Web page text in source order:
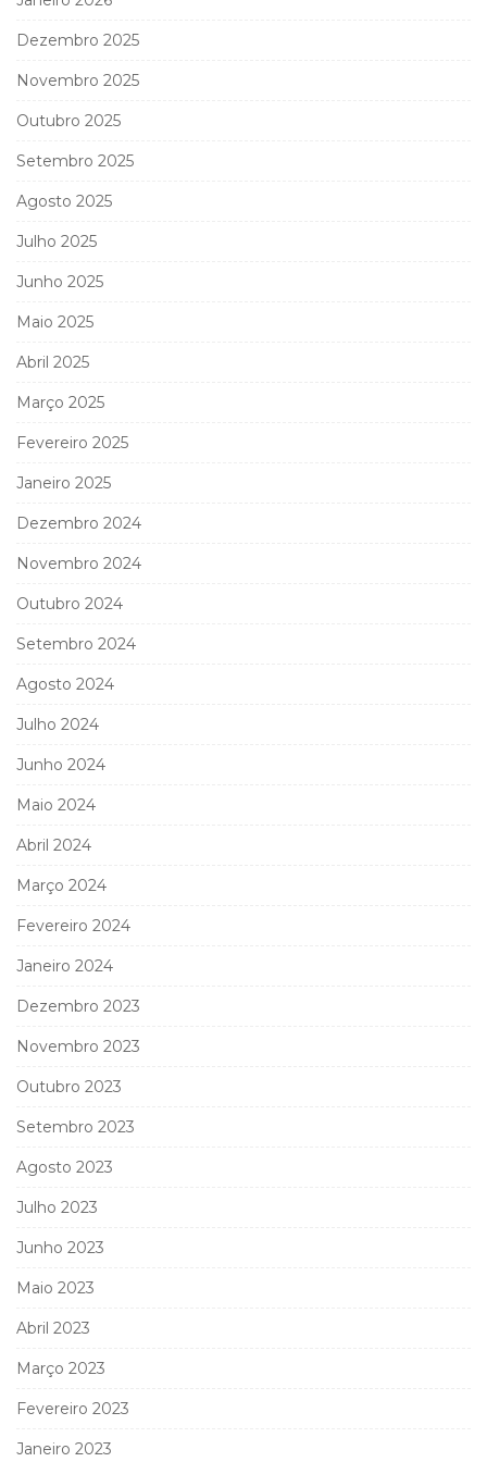
Dezembro 2025
Novembro 2025
Outubro 2025
Setembro 2025
Agosto 2025
Julho 2025
Junho 2025
Maio 2025
Abril 2025
Março 2025
Fevereiro 2025
Janeiro 2025
Dezembro 2024
Novembro 2024
Outubro 2024
Setembro 2024
Agosto 2024
Julho 2024
Junho 2024
Maio 2024
Abril 2024
Março 2024
Fevereiro 2024
Janeiro 2024
Dezembro 2023
Novembro 2023
Outubro 2023
Setembro 2023
Agosto 2023
Julho 2023
Junho 2023
Maio 2023
Abril 2023
Março 2023
Fevereiro 2023
Janeiro 2023